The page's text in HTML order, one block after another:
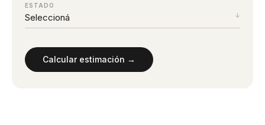
ESTADO
Calcular estimación →